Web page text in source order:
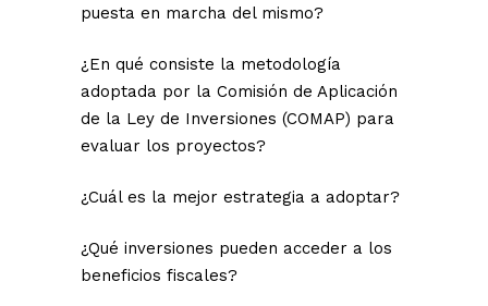
puesta en marcha del mismo?
¿En qué consiste la metodología
adoptada por la Comisión de Aplicación
de la Ley de Inversiones (COMAP) para
evaluar los proyectos?
¿Cuál es la mejor estrategia a adoptar?
¿Qué inversiones pueden acceder a los
beneficios fiscales?